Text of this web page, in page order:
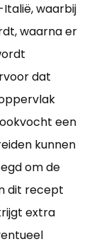
waarbij
waarna er
dat
een
kunnen
om de
dit recept
extra